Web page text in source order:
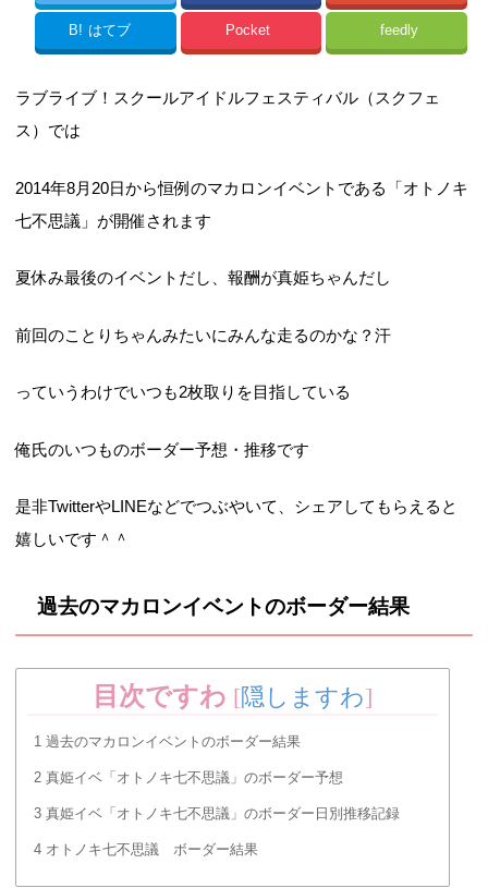
B! はてブ Pocket feedly
ラブライブ！スクールアイドルフェスティバル（スクフェ
ス）では
2014年8月20日から恒例のマカロンイベントである「オトノキ
七不思議」が開催されます
夏休み最後のイベントだし、報酬が真姫ちゃんだし
前回のことりちゃんみたいにみんな走るのかな？汗
っていうわけでいつも2枚取りを目指している
俺氏のいつものボーダー予想・推移です
是非TwitterやLINEなどでつぶやいて、シェアしてもらえると
嬉しいです＾＾
過去のマカロンイベントのボーダー結果
目次ですわ [隠しますわ]
1 過去のマカロンイベントのボーダー結果
2 真姫イベ「オトノキ七不思議」のボーダー予想
3 真姫イベ「オトノキ七不思議」のボーダー日別推移記録
4 オトノキ七不思議 ボーダー結果